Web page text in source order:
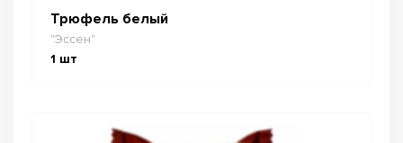
Трюфель белый
"Эссен"
1 шт